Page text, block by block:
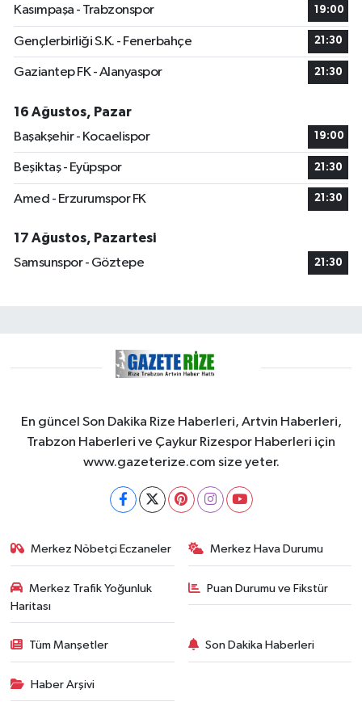
Kasımpaşa - Trabzonspor 19:00
Gençlerbirliği S.K. - Fenerbahçe 21:30
Gaziantep FK - Alanyaspor 21:30
16 Ağustos, Pazar
Başakşehir - Kocaelispor
19:00
Beşiktaş - Eyüpspor 21:30
Amed - Erzurumspor FK 21:30
17 Ağustos, Pazartesi
Samsunspor - Göztepe
21:30
En güncel Son Dakika Rize Haberleri, Artvin Haberleri,
Trabzon Haberleri ve Çaykur Rizespor Haberleri için
www.gazeterize.com size yeter.
Merkez Nöbetçi Eczaneler Merkez Hava Durumu
Merkez Trafik Yoğunluk
Haritası
Puan Durumu ve Fikstür
Tüm Manşetler Son Dakika Haberleri
Haber Arşivi